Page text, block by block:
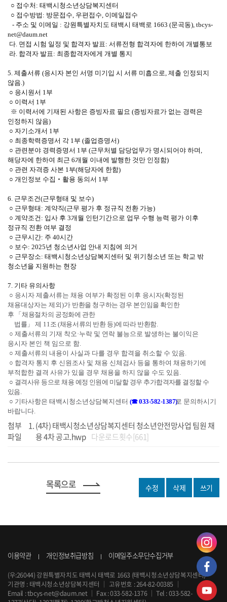
○ 접수처: 태백시청소년상담복지센터
○ 접수방법: 방문접수, 우편접수, 이메일접수
- 주소 및 이메일 : 강원특별자치도 태백시 태백로 1663 (문곡동), tbcys-
net@daum.net
다. 면접 시험 일정 및 합격자 발표: 서류전형 합격자에 한하여 개별통보
라. 합격자 발표: 최종합격자에게 개별 통지
5. 제출서류 (응시자 본인 서명 미기입 시 서류 미흡으로, 제출 인정되지
않음.)
○ 응시원서 1부
○ 이력서 1부
※ 이력서에 기재된 사항은 증빙자료 필요 (증빙자료가 없는 경력은
인정하지 않음)
○ 자기소개서 1부
○ 최종학력증명서 각 1부 (졸업증명서)
○ 관련분야 경력증명서 1부 (근무처별 담당업무가 명시되어야 하며,
해당자에 한하여 최근 6개월 이내에 발행한 것만 인정함)
○ 관련 자격증 사본 1부(해당자에 한함)
○ 개인정보 수집‧활용 동의서 1부
6. 근무조건(근무형태 및 보수)
○ 근무형태: 계약직(근무 평가 후 정규직 전환 가능)
○ 계약조건: 입사 후 3개월 인턴기간으로 업무 수행 능력 평가 이후
정규직 전환 여부 결정
○ 근무시간: 주 40시간
○ 보수: 2025년 청소년사업 안내 지침에 의거
○ 근무장소: 태백시청소년상담복지센터 및 위기청소년 또는 학교 밖
청소년을 지원하는 현장
7. 기타 유의사항
○ 응시자 제출서류는 채용 여부가 확정된 이후 응시자(확정된
채용대상자는 제외)가 반환을 청구하는 경우 본인임을 확인한
후
「채용절차의 공정화에 관한
법률 」제 11조 (채용서류의 반환 등)에 따라 반환함.
○ 제출서류의 기재 착오·누락 및 연락 불능으로 발생하는 불이익은
응시자 본인 책 임으로 함.
○ 제출서류의 내용이 사실과 다를 경우 합격을 취소할 수 있음.
○ 합격자 통지 후 신원조사 및 채용 신체검사 등을 통하여 채용하기에
부적합한 결격 사유가 있을 경우 채용을 하지 않을 수도 있음.
○ 결격사유 등으로 채용 예정 인원에 미달할 경우 추가합격자를 결정할 수
있음.
○ 기타사항은 태백시청소년상담복지센터 (☎033-582-1387로 문의하시기
바랍니다.
첨부
파일
(4차) 태백시청소년상담복지센터 청소년안전망사업 팀원 채
용 4차 공고.hwp 다운로드횟수[661]
목록으로 수정 삭제 쓰기
이용약관 개인정보취급방침
이메일주소무단수집거부
(우:26044) 강원특별자치도 태백시 태백로 1663 (태백시청소년상담복지센터)
기관명 : 태백시청소년상담복지센터 ｜ 고유번호 : 264-82-00385 ｜
Email :tbcys-net@daum.net ｜ Fax : 033-582-1376｜Tel :033-582-